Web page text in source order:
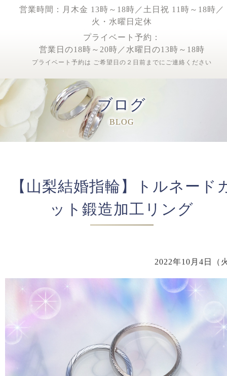
営業時間：月木金 13時～18時／土日祝 11時～18時／
火・水曜日定休
プライベート予約：
営業日の18時～20時／水曜日の13時～18時
プライベート予約は ご希望日の２日前までにご連絡ください
ブログ
BLOG
【山梨結婚指輪】トルネード
ット鍛造加工リング
2022年10月4日（